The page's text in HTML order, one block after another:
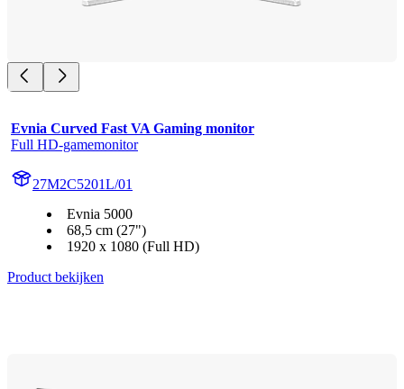
Evnia Curved Fast VA Gaming monitor
Full HD-gamemonitor
27M2C5201L/01
Evnia 5000
68,5 cm (27")
1920 x 1080 (Full HD)
Product bekijken